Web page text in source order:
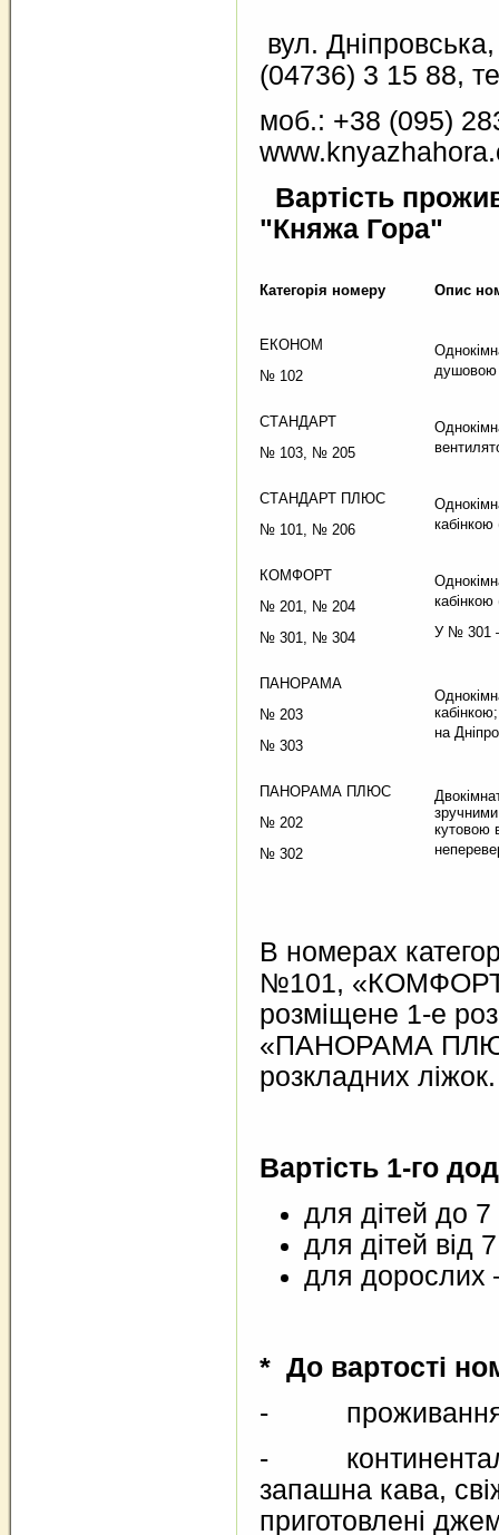
вул.
(04736) 3 15 88,
моб.: +38 (095)
Вартість
"Княжа Гора"
Категорія номеру Опис
ЕКОНОМ
№ 102
душовою
СТАНДАРТ
№ 103, № 205
СТАНДАРТ ПЛЮС
№ 101, № 206
КОМФОРТ
№ 201, № 204
№ 301, № 304
У № 301
ПАНОРАМА
№ 203
№ 303
на
ПАНОРАМА ПЛЮС
№ 202
№ 302
кутовою
В номерах
№101,
розміщене 1-е
«ПАНОРАМА
розкладних ліжок.
Вартість 1-го
для дітей до 7
для дітей від
для дорослих
* До вартості
- проживання
-
запашна кава,
приготовлені